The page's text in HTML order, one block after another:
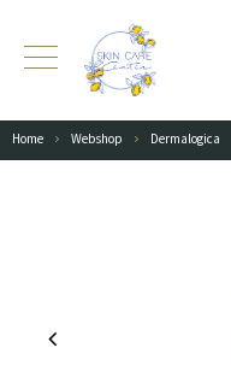
Home Webshop Dermalogica